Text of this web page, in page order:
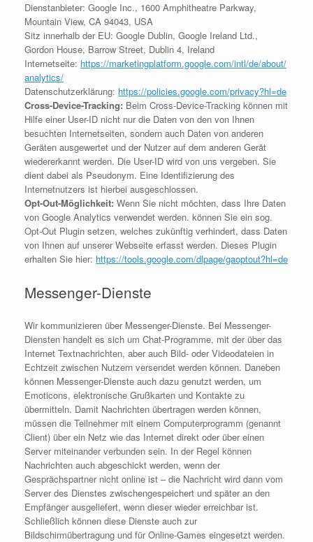
Dienstanbieter: Google Inc., 1600 Amphitheatre Parkway,
Mountain View, CA 94043, USA
Sitz innerhalb der EU: Google Dublin, Google Ireland Ltd.,
Gordon House, Barrow Street, Dublin 4, Ireland
Internetseite: https://marketingplatform.google.com/intl/de/about/
analytics/
Datenschutzerklärung: https://policies.google.com/privacy?hl=de
Cross-Device-Tracking: Beim Cross-Device-Tracking können mit
Hilfe einer User-ID nicht nur die Daten von den von Ihnen
besuchten Internetseiten, sondern auch Daten von anderen
Geräten ausgewertet und der Nutzer auf dem anderen Gerät
wiedererkannt werden. Die User-ID wird von uns vergeben. Sie
dient dabei als Pseudonym. Eine Identifizierung des
Internetnutzers ist hierbei ausgeschlossen.
Opt-Out-Möglichkeit: Wenn Sie nicht möchten, dass Ihre Daten
von Google Analytics verwendet werden. können Sie ein sog.
Opt-Out Plugin setzen, welches zukünftig verhindert, dass Daten
von Ihnen auf unserer Webseite erfasst werden. Dieses Plugin
erhalten Sie hier: https://tools.google.com/dlpage/gaoptout?hl=de
Messenger-Dienste
Wir kommunizieren über Messenger-Dienste. Bei Messenger-
Diensten handelt es sich um Chat-Programme, mit der über das
Internet Textnachrichten, aber auch Bild- oder Videodateien in
Echtzeit zwischen Nutzern versendet werden können. Daneben
können Messenger-Dienste auch dazu genutzt werden, um
Emoticons, elektronische Grußkarten und Kontakte zu
übermitteln. Damit Nachrichten übertragen werden können,
müssen die Teilnehmer mit einem Computerprogramm (genannt
Client) über ein Netz wie das Internet direkt oder über einen
Server miteinander verbunden sein. In der Regel können
Nachrichten auch abgeschickt werden, wenn der
Gesprächspartner nicht online ist – die Nachricht wird dann vom
Server des Dienstes zwischengespeichert und später an den
Empfänger ausgeliefert, wenn dieser wieder erreichbar ist.
Schließlich können diese Dienste auch zur
Bildschirmübertragung und für Online-Games eingesetzt werden.